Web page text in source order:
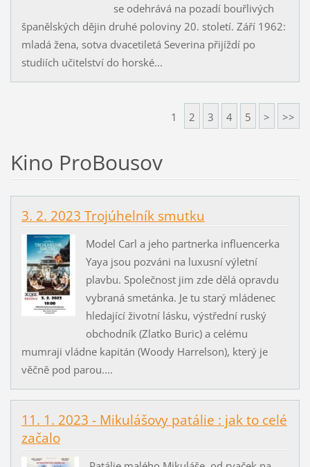
se odehrává na pozadí bouřlivých
španělských dějin druhé poloviny 20. století. Září 1962:
mladá žena, sotva dvacetiletá Severina přijíždí po
studiích učitelství do horské...
1 2 3 4 5 > >>
Kino ProBousov
3. 2. 2023 Trojúhelník smutku
Model Carl a jeho partnerka influencerka
Yaya jsou pozváni na luxusní výletní
plavbu. Společnost jim zde dělá opravdu
vybraná smetánka. Je tu starý mládenec
hledající životní lásku, výstřední ruský
obchodník (Zlatko Buric) a celému
mumraji vládne kapitán (Woody Harrelson), který je
věčně pod parou....
11. 1. 2023 - Mikulášovy patálie : jak to celé
začalo